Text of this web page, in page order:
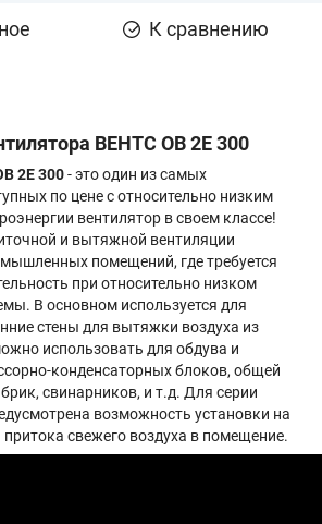
К сравнению
ВЕНТС ОВ 2Е 300
2Е 300- это один из самых
по цене с относительно низким
вентилятор в своем классе!
и вытяжной вентиляции
помещений, где требуется
при относительно низком
В основном используется для
стены для вытяжки воздуха из
использовать для обдува и
конденсаторных блоков, общей
свинарников, и т.д. Для серии
возможность установки на
свежего воздуха в помещение.